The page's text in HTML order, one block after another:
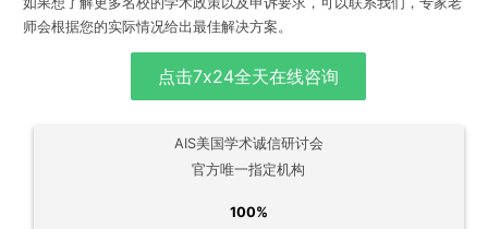
师会根据您的实际情况给出最佳解决方案。
点击7x24全天在线咨询
AIS美国学术诚信研讨会
官方唯一指定机构
100%